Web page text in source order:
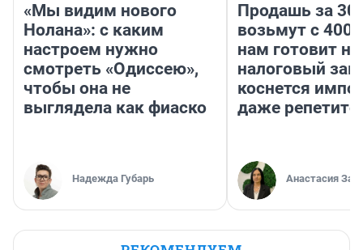
«Мы видим нового
Нолана»: с каким
настроем нужно
смотреть «Одиссею»,
чтобы она не
выглядела как фиаско
Надежда Губарь
Продашь за
возьмут с
нам готовит
налоговый
коснется
даже
Анастасия